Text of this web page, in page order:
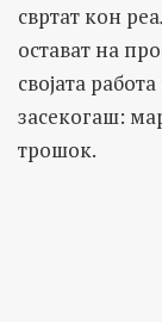
свртат кон
остават на
својата
засекогаш:
трошок.